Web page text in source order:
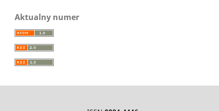
Aktualny numer